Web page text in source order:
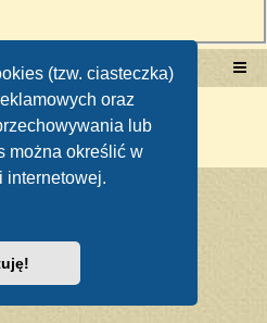
(tzw. ciasteczka)
oraz
lub
można określić w
internetowej.
forum
® Forum Software © phpBB Limited
dostarczaphpBB.pl
osobowych|Regulamin